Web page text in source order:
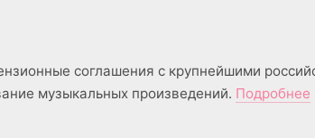
соглашения с крупнейшими
музыкальных произведений. Подробнее